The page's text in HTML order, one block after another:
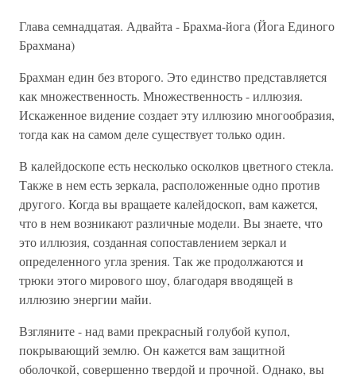
Глава семнадцатая. Адвайта - Брахма-йога (Йога Единого
Брахмана)
Брахман един без второго. Это единство представляется
как множественность. Множественность - иллюзия.
Искаженное видение создает эту иллюзию многообразия,
тогда как на самом деле существует только один.
В калейдоскопе есть несколько осколков цветного стекла.
Также в нем есть зеркала, расположенные одно против
другого. Когда вы вращаете калейдоскоп, вам кажется,
что в нем возникают различные модели. Вы знаете, что
это иллюзия, созданная сопоставлением зеркал и
определенного угла зрения. Так же продолжаются и
трюки этого мирового шоу, благодаря вводящей в
иллюзию энергии майи.
Взгляните - над вами прекрасный голубой купол,
покрывающий землю. Он кажется вам защитной
оболочкой, совершенно твердой и прочной. Однако, вы